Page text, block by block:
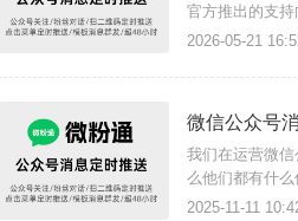
官方推出的支
号不支持此功能
2026-05-21
微信公众号
我们在运营微
么他们都有什么
批量群发基础
2025-11-11